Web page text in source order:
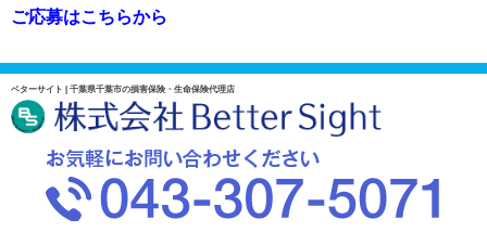
ご応募はこちらから
ベターサイト | 千葉県千葉市の損害保険・生命保険代理店